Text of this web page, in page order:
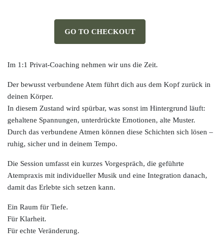
GO TO CHECKOUT
Im 1:1 Privat-Coaching nehmen wir uns die Zeit.
Der bewusst verbundene Atem führt dich aus dem Kopf zurück in
deinen Körper.
In diesem Zustand wird spürbar, was sonst im Hintergrund läuft:
gehaltene Spannungen, unterdrückte Emotionen, alte Muster.
Durch das verbundene Atmen können diese Schichten sich lösen –
ruhig, sicher und in deinem Tempo.
Die Session umfasst ein kurzes Vorgespräch, die geführte
Atempraxis mit individueller Musik und eine Integration danach,
damit das Erlebte sich setzen kann.
Ein Raum für Tiefe.
Für Klarheit.
Für echte Veränderung.